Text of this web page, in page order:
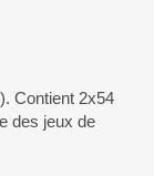
Contient 2x54
des jeux de